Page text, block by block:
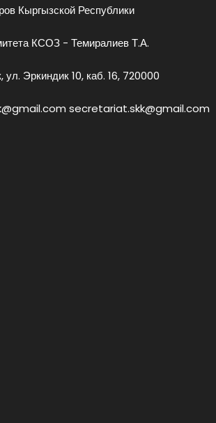
Кыргызской Республики
КСОЗ - Темиралиев Т.А.
Эркиндик 10, каб. 16, 720000
secretariat.skk@gmail.com